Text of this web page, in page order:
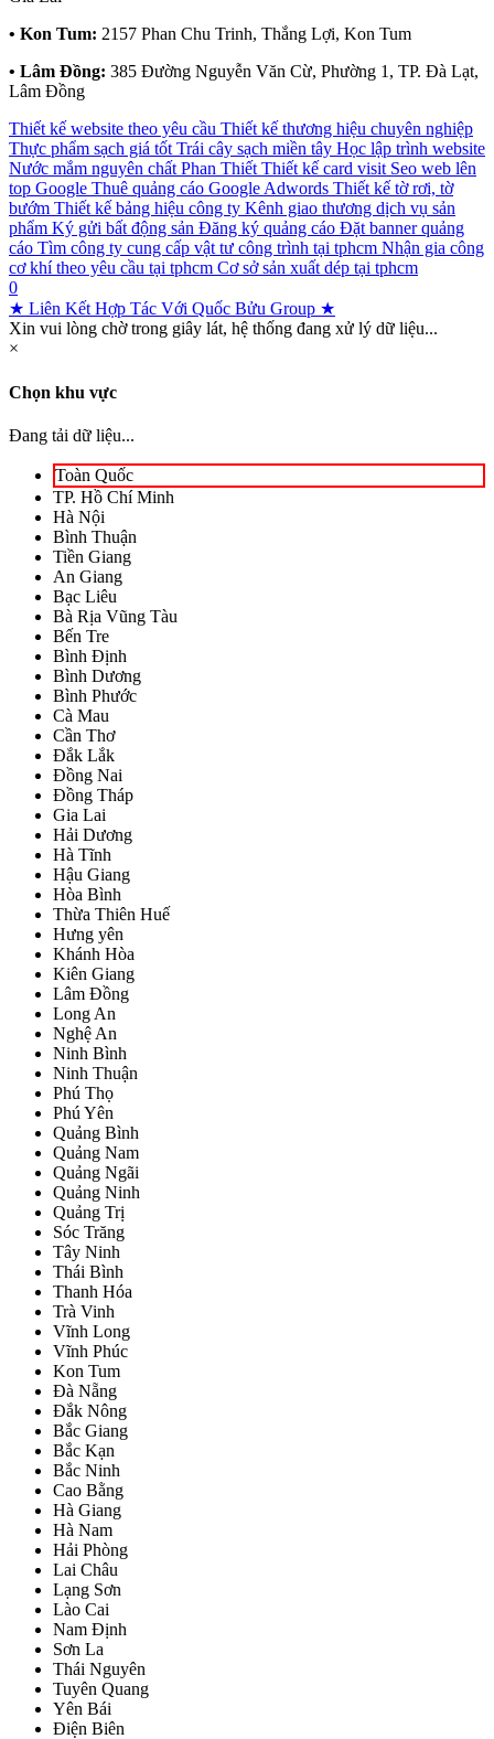
• Kon Tum: 2157 Phan Chu Trinh, Thắng Lợi, Kon Tum
• Lâm Đồng: 385 Đường Nguyễn Văn Cừ, Phường 1, TP. Đà Lạt,
Lâm Đồng
Thiết kế website theo yêu cầu Thiết kế thương hiệu chuyên nghiệp
Thực phẩm sạch giá tốt Trái cây sạch miền tây Học lập trình website
Nước mắm nguyên chất Phan Thiết Thiết kế card visit Seo web lên
top Google Thuê quảng cáo Google Adwords Thiết kế tờ rơi, tờ
bướm Thiết kế bảng hiệu công ty Kênh giao thương dịch vụ sản
phẩm Ký gửi bất động sản Đăng ký quảng cáo Đặt banner quảng
cáo Tìm công ty cung cấp vật tư công trình tại tphcm Nhận gia công
cơ khí theo yêu cầu tại tphcm Cơ sở sản xuất dép tại tphcm
0
★ Liên Kết Hợp Tác Với Quốc Bửu Group ★
Xin vui lòng chờ trong giây lát, hệ thống đang xử lý dữ liệu...
×
Chọn khu vực
Đang tải dữ liệu...
Toàn Quốc
TP. Hồ Chí Minh
Hà Nội
Bình Thuận
Tiền Giang
An Giang
Bạc Liêu
Bà Rịa Vũng Tàu
Bến Tre
Bình Định
Bình Dương
Bình Phước
Cà Mau
Cần Thơ
Đắk Lắk
Đồng Nai
Đồng Tháp
Gia Lai
Hải Dương
Hà Tĩnh
Hậu Giang
Hòa Bình
Thừa Thiên Huế
Hưng yên
Khánh Hòa
Kiên Giang
Lâm Đồng
Long An
Nghệ An
Ninh Bình
Ninh Thuận
Phú Thọ
Phú Yên
Quảng Bình
Quảng Nam
Quảng Ngãi
Quảng Ninh
Quảng Trị
Sóc Trăng
Tây Ninh
Thái Bình
Thanh Hóa
Trà Vinh
Vĩnh Long
Vĩnh Phúc
Kon Tum
Đà Nẵng
Đắk Nông
Bắc Giang
Bắc Kạn
Bắc Ninh
Cao Bằng
Hà Giang
Hà Nam
Hải Phòng
Lai Châu
Lạng Sơn
Lào Cai
Nam Định
Sơn La
Thái Nguyên
Tuyên Quang
Yên Bái
Điện Biên